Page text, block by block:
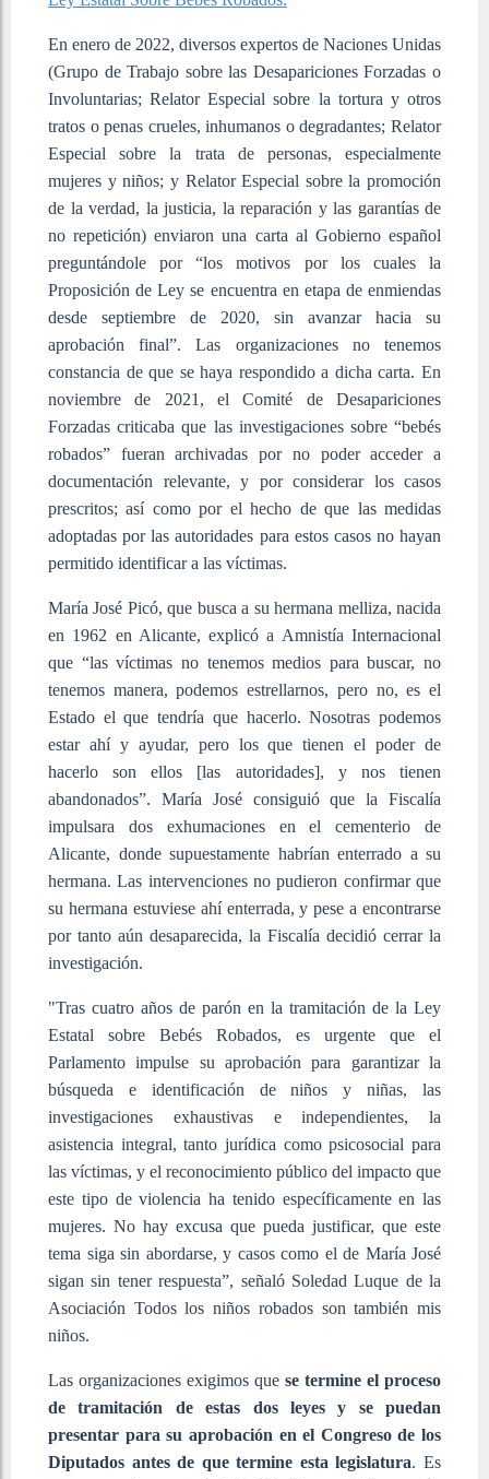
En enero de 2022, diversos expertos de Naciones Unidas
(Grupo de Trabajo sobre las Desapariciones Forzadas o
Involuntarias; Relator Especial sobre la tortura y otros
tratos o penas crueles, inhumanos o degradantes; Relator
Especial sobre la trata de personas, especialmente
mujeres y niños; y Relator Especial sobre la promoción
de la verdad, la justicia, la reparación y las garantías de
no repetición) enviaron una carta al Gobierno español
preguntándole por “los motivos por los cuales la
Proposición de Ley se encuentra en etapa de enmiendas
desde septiembre de 2020, sin avanzar hacia su
aprobación final”. Las organizaciones no tenemos
constancia de que se haya respondido a dicha carta. En
noviembre de 2021, el Comité de Desapariciones
Forzadas criticaba que las investigaciones sobre “bebés
robados” fueran archivadas por no poder acceder a
documentación relevante, y por considerar los casos
prescritos; así como por el hecho de que las medidas
adoptadas por las autoridades para estos casos no hayan
permitido identificar a las víctimas.
María José Picó, que busca a su hermana melliza, nacida
en 1962 en Alicante, explicó a Amnistía Internacional
que “las víctimas no tenemos medios para buscar, no
tenemos manera, podemos estrellarnos, pero no, es el
Estado el que tendría que hacerlo. Nosotras podemos
estar ahí y ayudar, pero los que tienen el poder de
hacerlo son ellos [las autoridades], y nos tienen
abandonados”. María José consiguió que la Fiscalía
impulsara dos exhumaciones en el cementerio de
Alicante, donde supuestamente habrían enterrado a su
hermana. Las intervenciones no pudieron confirmar que
su hermana estuviese ahí enterrada, y pese a encontrarse
por tanto aún desaparecida, la Fiscalía decidió cerrar la
investigación.
"Tras cuatro años de parón en la tramitación de la Ley
Estatal sobre Bebés Robados, es urgente que el
Parlamento impulse su aprobación para garantizar la
búsqueda e identificación de niños y niñas, las
investigaciones exhaustivas e independientes, la
asistencia integral, tanto jurídica como psicosocial para
las víctimas, y el reconocimiento público del impacto que
este tipo de violencia ha tenido específicamente en las
mujeres. No hay excusa que pueda justificar, que este
tema siga sin abordarse, y casos como el de María José
sigan sin tener respuesta”, señaló Soledad Luque de la
Asociación Todos los niños robados son también mis
niños.
Las organizaciones exigimos que se termine el proceso
de tramitación de estas dos leyes y se puedan
presentar para su aprobación en el Congreso de los
Diputados antes de que termine esta legislatura. Es